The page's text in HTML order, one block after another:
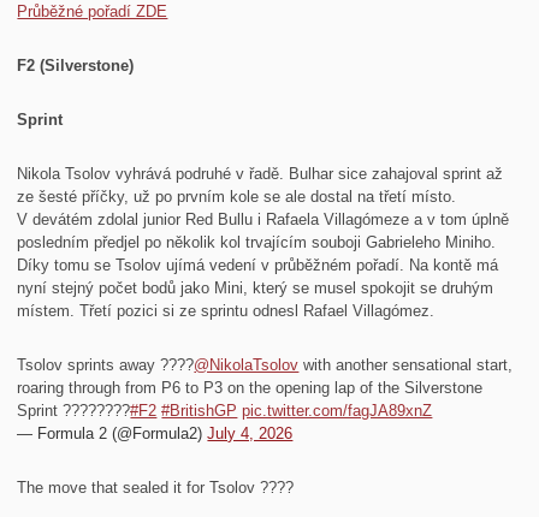
Průběžné pořadí ZDE
F2 (Silverstone)
Sprint
Nikola Tsolov vyhrává podruhé v řadě. Bulhar sice zahajoval sprint až
ze šesté příčky, už po prvním kole se ale dostal na třetí místo.
V devátém zdolal junior Red Bullu i Rafaela Villagómeze a v tom úplně
posledním předjel po několik kol trvajícím souboji Gabrieleho Miniho.
Díky tomu se Tsolov ujímá vedení v průběžném pořadí. Na kontě má
nyní stejný počet bodů jako Mini, který se musel spokojit se druhým
místem. Třetí pozici si ze sprintu odnesl Rafael Villagómez.
Tsolov sprints away ????@NikolaTsolov with another sensational start,
roaring through from P6 to P3 on the opening lap of the Silverstone
Sprint ????????#F2 #BritishGP pic.twitter.com/fagJA89xnZ
— Formula 2 (@Formula2)July 4, 2026
The move that sealed it for Tsolov ????